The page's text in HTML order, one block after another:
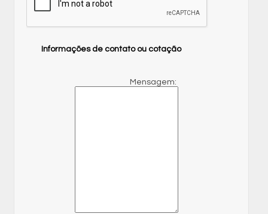
Informações de contato ou cotação
Mensagem: